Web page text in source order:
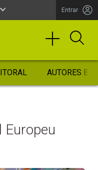
Entrar
AUTORES
Europeu